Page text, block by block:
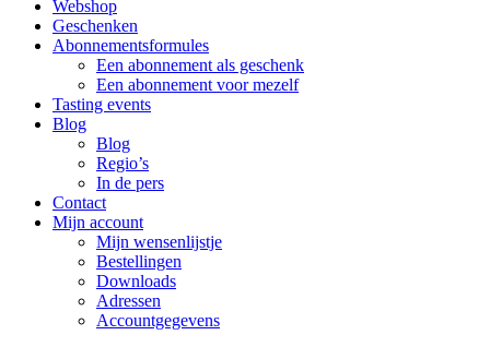
Webshop
Geschenken
Abonnementsformules
Een abonnement als geschenk
Een abonnement voor mezelf
Tasting events
Blog
Blog
Regio’s
In de pers
Contact
Mijn account
Mijn wensenlijstje
Bestellingen
Downloads
Adressen
Accountgegevens